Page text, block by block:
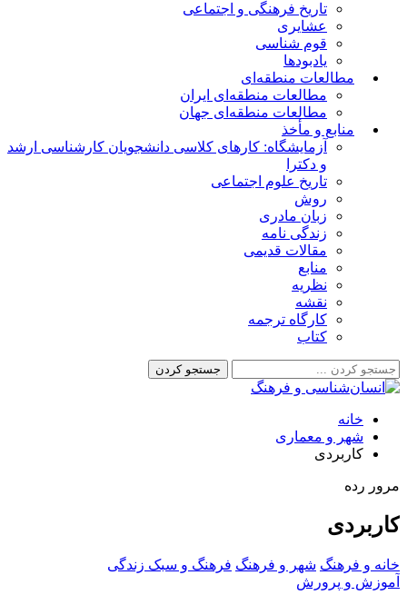
تاریخ فرهنگی و اجتماعی
عشایری
قوم شناسی
یادبودها
مطالعات منطقه‌ای
مطالعات منطقه‌ای ایران
مطالعات منطقه‌ای جهان
منابع و مأخذ
آزمایشگاه: کارهای کلاسی دانشجویان کارشناسی ارشد
و دکترا
تاریخ علوم اجتماعی
روش
زبان مادری
زندگی نامه
مقالات قدیمی
منابع
نظریه
نقشه
کارگاه ترجمه
کتاب
خانه
شهر و معماری
کاربردی
مرور رده
کاربردی
خانه و فرهنگ شهر و فرهنگ فرهنگ و سبک زندگی
آموزش و پرورش